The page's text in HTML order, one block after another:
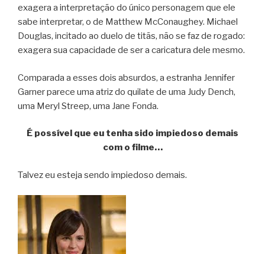
exagera a interpretação do único personagem que ele
sabe interpretar, o de Matthew McConaughey. Michael
Douglas, incitado ao duelo de titãs, não se faz de rogado:
exagera sua capacidade de ser a caricatura dele mesmo.
Comparada a esses dois absurdos, a estranha Jennifer
Garner parece uma atriz do quilate de uma Judy Dench,
uma Meryl Streep, uma Jane Fonda.
É possível que eu tenha sido impiedoso demais
com o filme…
Talvez eu esteja sendo impiedoso demais.